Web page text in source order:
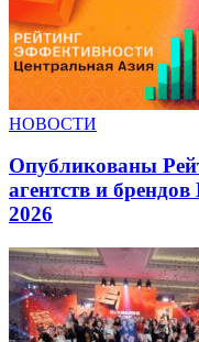
НОВОСТИ
Опубликованы
агентств и
2026